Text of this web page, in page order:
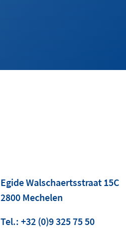
Egide Walschaertsstraat 15C
2800 Mechelen
Tel.: +32 (0)9 325 75 50